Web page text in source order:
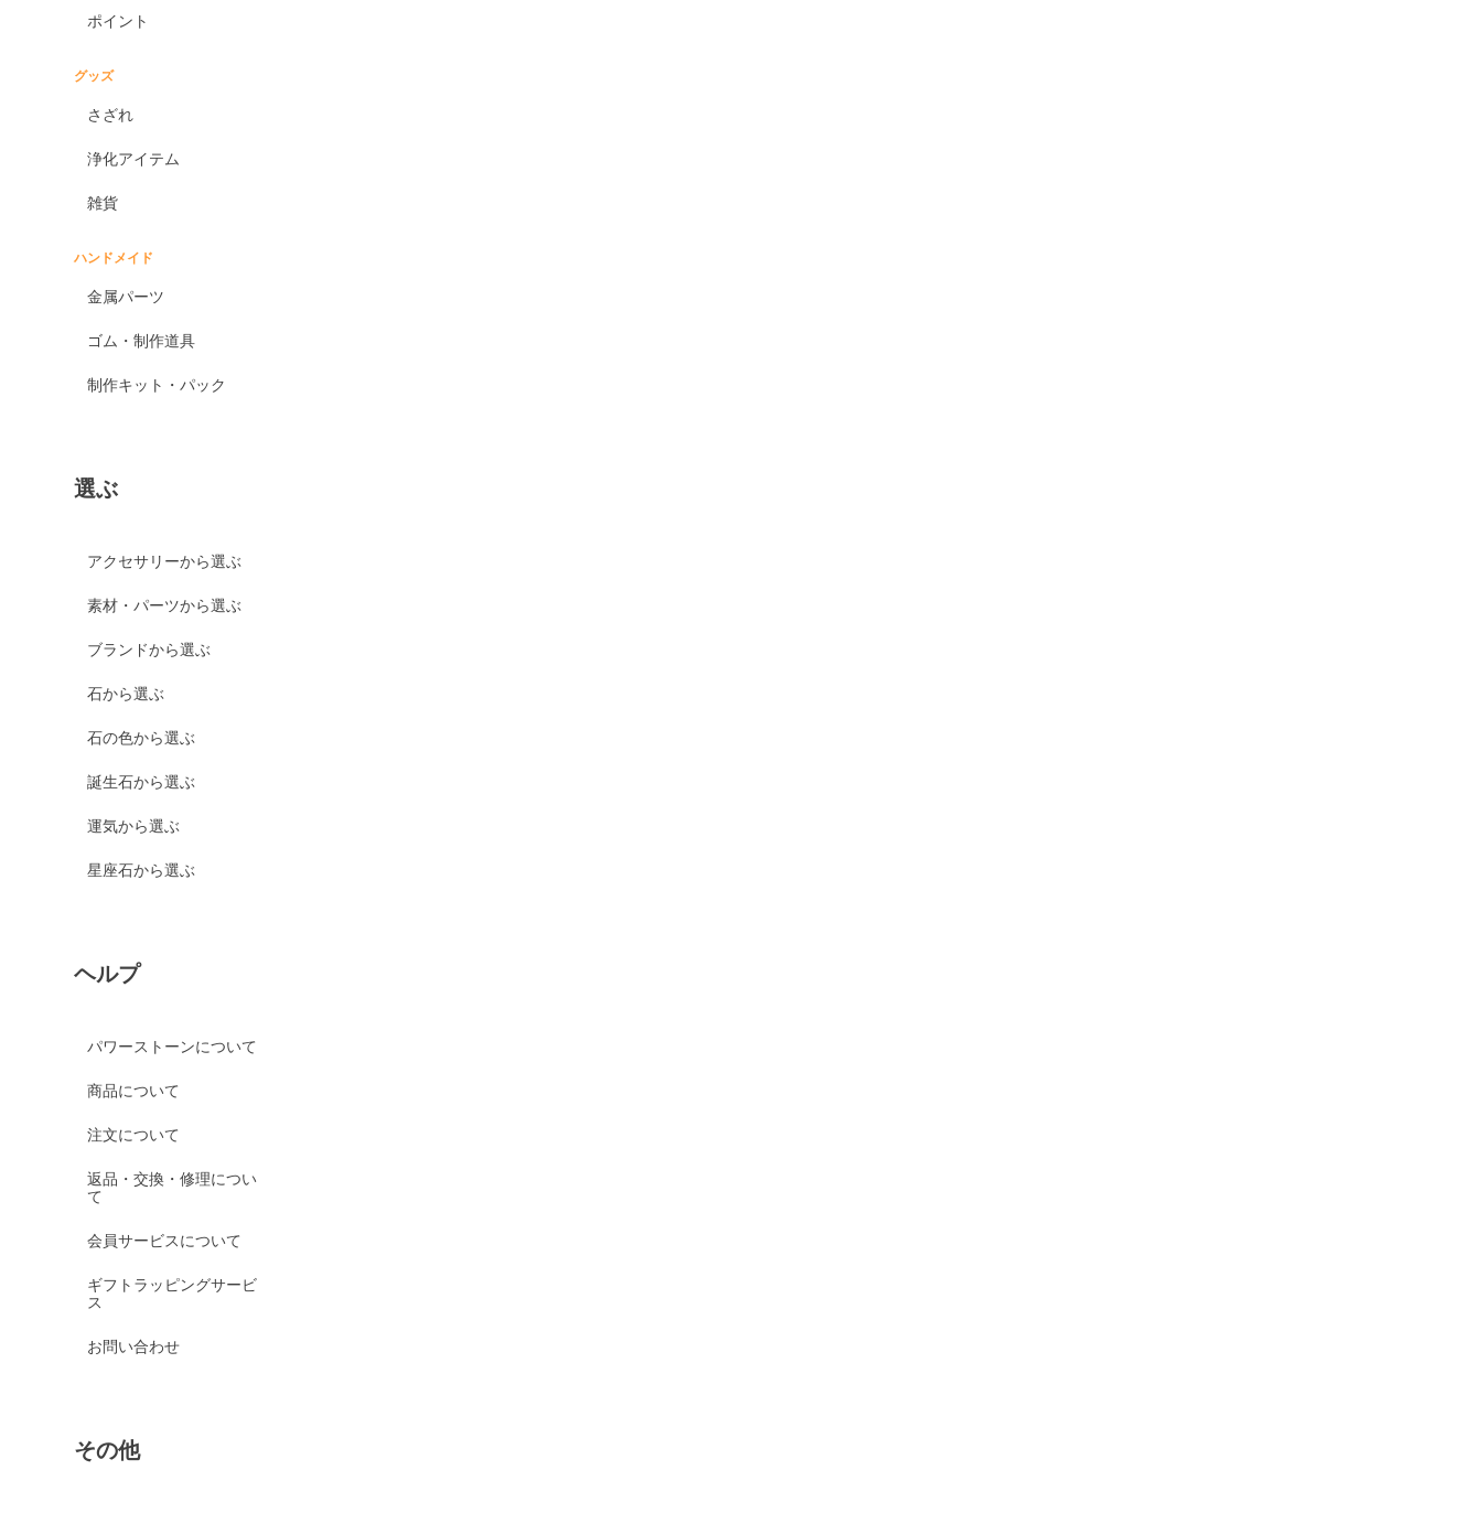
ポイント
グッズ
さざれ
浄化アイテム
雑貨
ハンドメイド
金属パーツ
ゴム・制作道具
制作キット・パック
選ぶ
アクセサリーから選ぶ
素材・パーツから選ぶ
ブランドから選ぶ
石から選ぶ
石の色から選ぶ
誕生石から選ぶ
運気から選ぶ
星座石から選ぶ
ヘルプ
パワーストーンについて
商品について
注文について
返品・交換・修理につい
て
会員サービスについて
ギフトラッピングサービ
ス
お問い合わせ
その他